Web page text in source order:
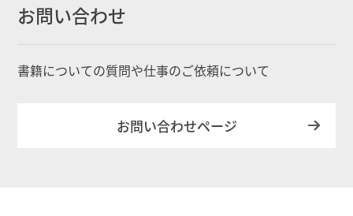
お問い合わせ
書籍についての質問や仕事のご依頼について
お問い合わせページ